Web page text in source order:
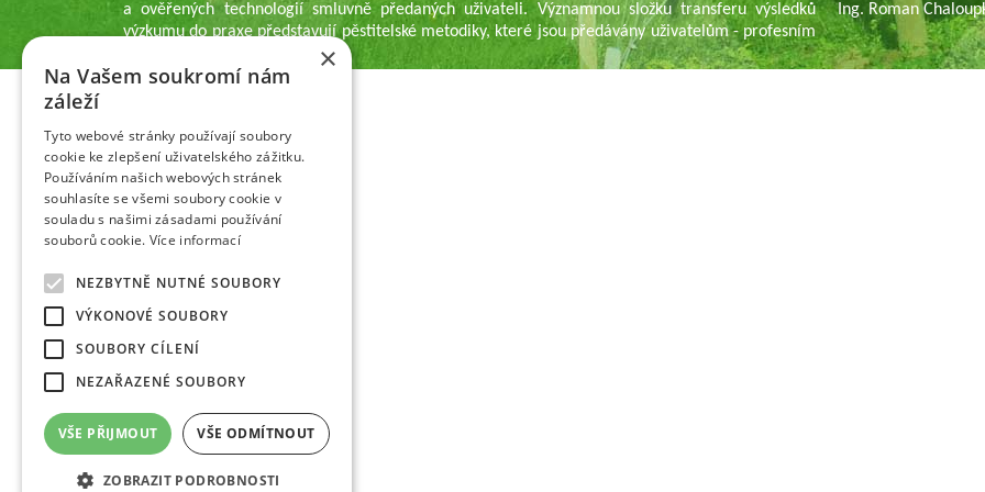
a ověřených technologií smluvně předaných uživateli. Významnou složku transferu výsledků
výzkumu do praxe představují pěstitelské metodiky, které jsou předávány uživatelům - profesním
Ing. Roman
×
Na Vašem soukromí nám
záleží
Tyto webové stránky používají soubory
cookie ke zlepšení uživatelského zážitku.
Používáním našich webových stránek
souhlasíte se všemi soubory cookie v
souladu s našimi zásadami používání
souborů cookie. Více informací
NEZBYTNĚ NUTNÉ SOUBORY
VÝKONOVÉ SOUBORY
SOUBORY CÍLENÍ
NEZAŘAZENÉ SOUBORY
VŠE PŘIJMOUT VŠE ODMÍTNOUT
ZOBRAZIT PODROBNOSTI